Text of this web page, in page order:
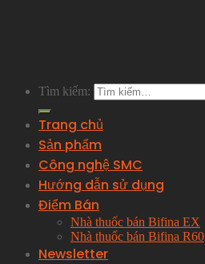
Tìm kiếm:
Trang chủ
Sản phẩm
Công nghệ SMC
Hướng dẫn sử dụng
Điểm Bán
Nhà thuốc bán Bifina EX
Nhà thuốc bán Bifina R60
Newsletter